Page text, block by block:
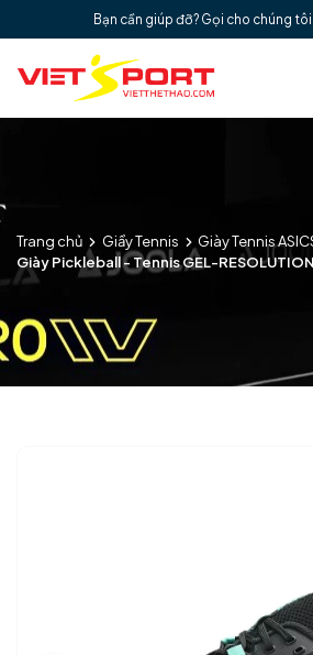
Bạn cần giúp đỡ? Gọi cho chúng tôi
Trang chủ Giầy Tennis
Giày Tennis
Giày Pickleball - Tennis GEL-